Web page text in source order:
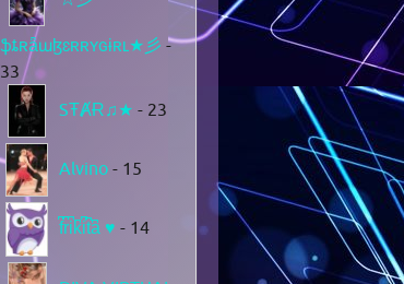
ֆȶʀǟաɮɛʀʀʏɢɨʀʟ★彡 -
33
SŦȺɌ♫★ - 23
Alvino - 15
f͆r͆i͆k͆i͆t͆a͆ ♥ - 14